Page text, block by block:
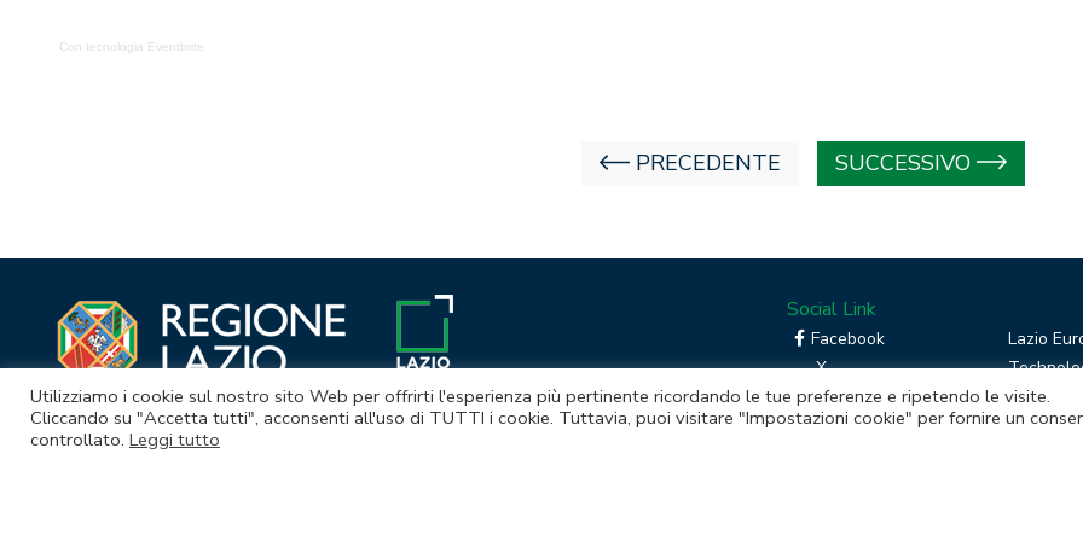
Con tecnologia Eventbrite
PRECEDENTE SUCCESSIVO
Social Link
Facebook
X
Linkedin
RSS
Lazio
Boost
Utilizziamo i cookie sul nostro sito Web per offrirti l'esperienza più pertinente ricordando le tue preferenze e ripetendo le visite.
Cliccando su "Accetta tutti", acconsenti all'uso di TUTTI i cookie. Tuttavia, puoi visitare "Impostazioni cookie" per fornire un
controllato. Leggi tutto